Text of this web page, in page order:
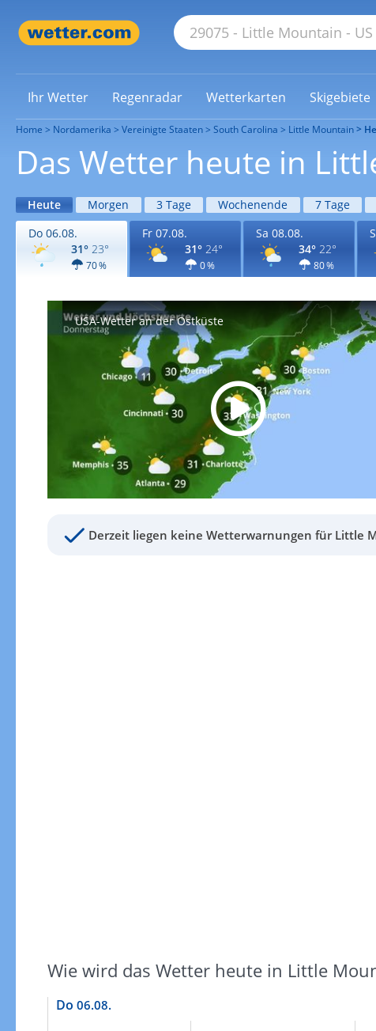
Ihr Wetter Regenradar Wetterkarten Skigebiete
Home Nordamerika Vereinigte Staaten South Carolina Little Mountain
Das Wetter heute in
Heute Morgen 3 Tage Wochenende 7 Tage
Do 06.08.
31° 23°
70 %
Fr 07.08.
31° 24°
0 %
Sa 08.08.
34° 22°
80 %
USA-Wetter an der Ostküste
Derzeit liegen keine Wetterwarnungen für Little
Wie wird das Wetter heute in Little
Do 06.08.